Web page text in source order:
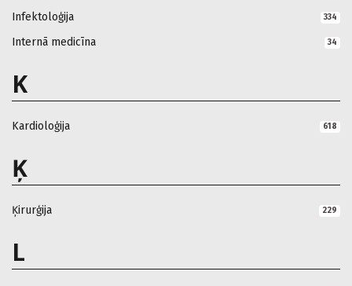
Infektoloģija 334
Internā medicīna 34
K
Kardioloģija 618
Ķ
Ķirurģija 229
L